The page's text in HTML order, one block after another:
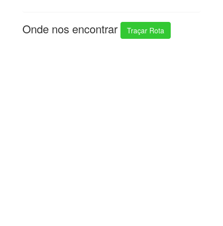
Onde nos encontrar Traçar Rota